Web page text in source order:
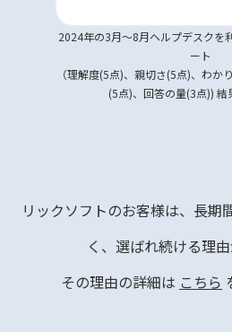
2024年の3月～8月ヘルプデスクを
ート
（理解度(5点)、親切さ(5点)、わか
(5点)、回答の量(3点)) 結
リックソフトのお客様は、長期
く、選ばれ続ける理由
その理由の詳細は こちら